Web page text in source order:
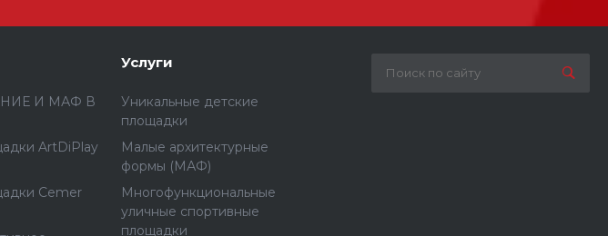
И МАФ В
ArtDiPlay
Cemer
Услуги
Уникальные детские
площадки
Малые архитектурные
формы (МАФ)
Многофункциональные
уличные спортивные
площадки